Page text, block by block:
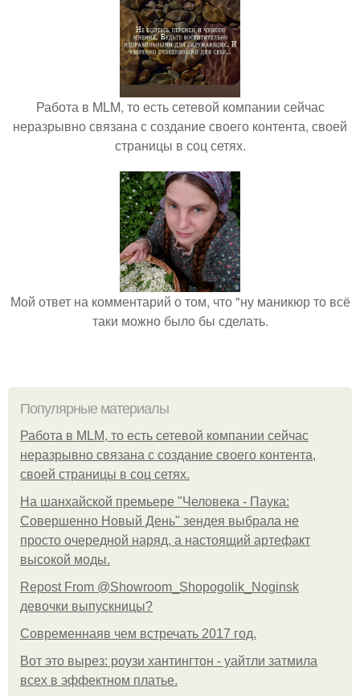
Работа в MLM, то есть сетевой компании сейчас
неразрывно связана с создание своего контента, своей
страницы в соц сетях.
Мой ответ на комментарий о том, что "ну маникюр то всё
таки можно было бы сделать.
Популярные материалы
Работа в MLM, то есть сетевой компании сейчас
неразрывно связана с создание своего контента,
своей страницы в соц сетях.
На шанхайской премьере "Человека - Паука:
Совершенно Новый День" зендея выбрала не
просто очередной наряд, а настоящий артефакт
высокой моды.
Repost From @Showroom_Shopogolik_Noginsk
девочки выпускницы?
Современнаяв чем встречать 2017 год.
Вот это вырез: роузи хантингтон - уайтли затмила
всех в эффектном платьe.